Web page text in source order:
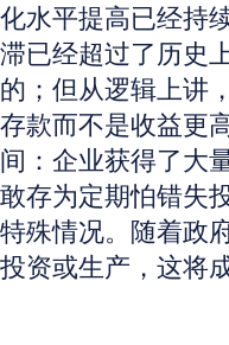
水平提高已经持
已经超过了历史
；但从逻辑上讲
款而不是收益更
：企业获得了大
存为定期怕错失
殊情况。随着政
资或生产，这将